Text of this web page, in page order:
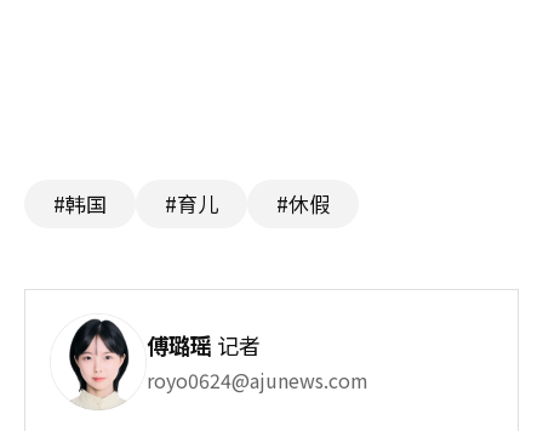
#韩国 #育儿 #休假
傅璐瑶 记者
royo0624@ajunews.com